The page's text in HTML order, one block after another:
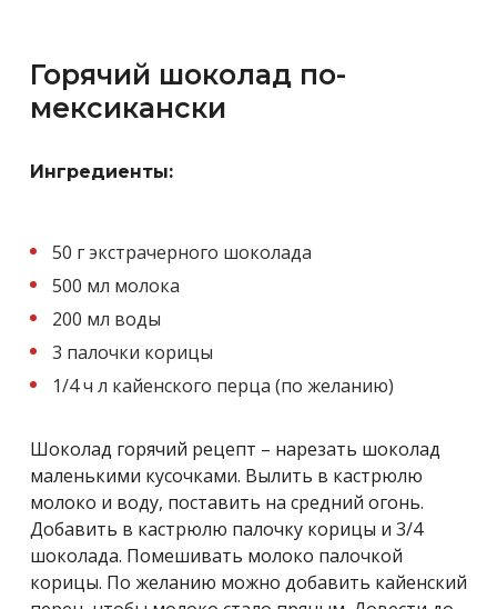
Горячий шоколад по-
мексикански
Ингредиенты:
50 г экстрачерного шоколада
500 мл молока
200 мл воды
3 палочки корицы
1/4 ч л кайенского перца (по желанию)
Шоколад горячий рецепт – нарезать шоколад
маленькими кусочками. Вылить в кастрюлю
молоко и воду, поставить на средний огонь.
Добавить в кастрюлю палочку корицы и 3/4
шоколада. Помешивать молоко палочкой
корицы. По желанию можно добавить кайенский